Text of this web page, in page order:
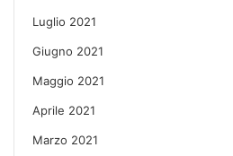
Luglio 2021
Giugno 2021
Maggio 2021
Aprile 2021
Marzo 2021